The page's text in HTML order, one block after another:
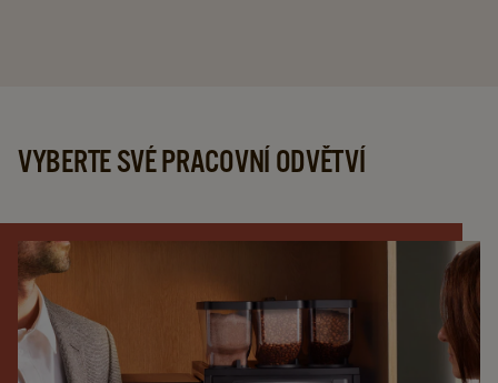
VYBERTE SVÉ PRACOVNÍ ODVĚTVÍ